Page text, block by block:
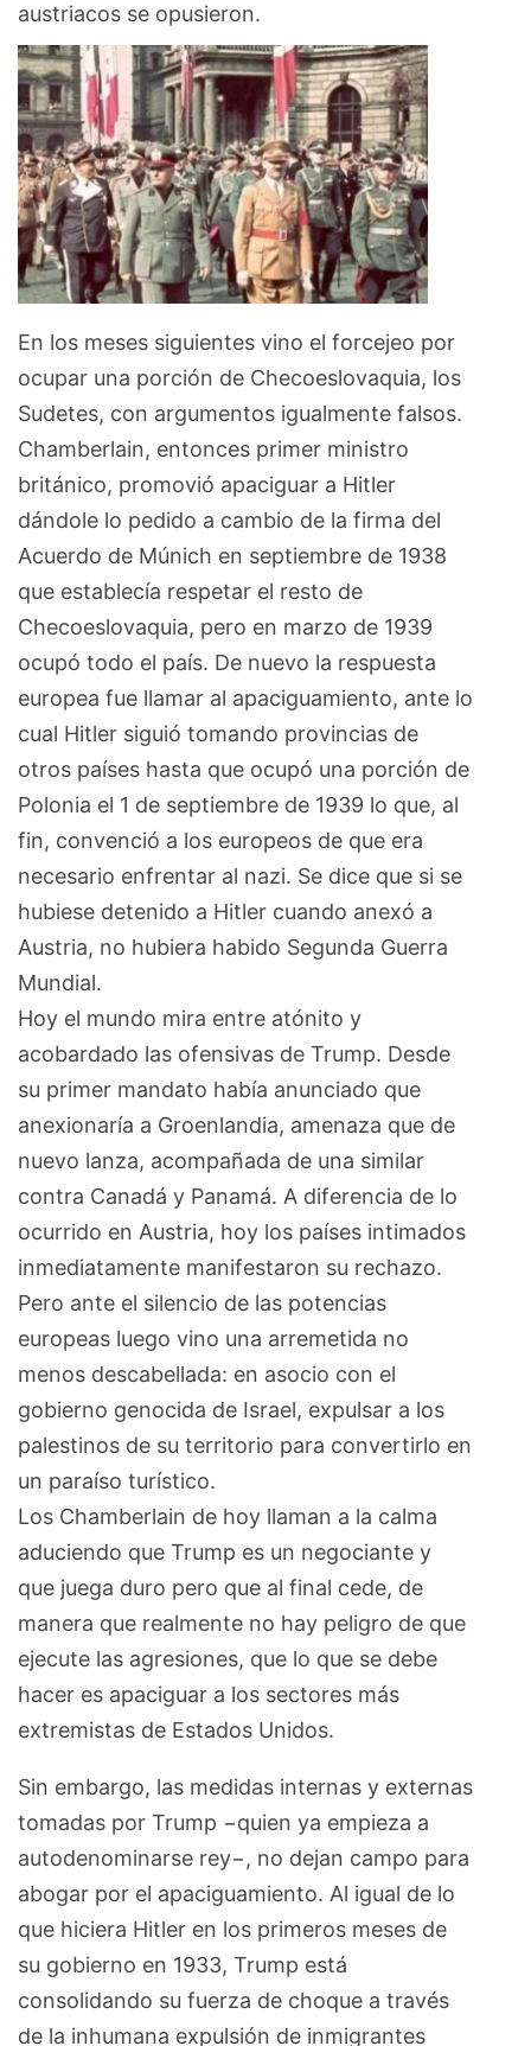
austriacos se opusieron.
En los meses siguientes vino el forcejeo por
ocupar una porción de Checoeslovaquia, los
Sudetes, con argumentos igualmente falsos.
Chamberlain, entonces primer ministro
británico, promovió apaciguar a Hitler
dándole lo pedido a cambio de la firma del
Acuerdo de Múnich en septiembre de 1938
que establecía respetar el resto de
Checoeslovaquia, pero en marzo de 1939
ocupó todo el país. De nuevo la respuesta
europea fue llamar al apaciguamiento, ante lo
cual Hitler siguió tomando provincias de
otros países hasta que ocupó una porción de
Polonia el 1 de septiembre de 1939 lo que, al
fin, convenció a los europeos de que era
necesario enfrentar al nazi. Se dice que si se
hubiese detenido a Hitler cuando anexó a
Austria, no hubiera habido Segunda Guerra
Mundial.
Hoy el mundo mira entre atónito y
acobardado las ofensivas de Trump. Desde
su primer mandato había anunciado que
anexionaría a Groenlandia, amenaza que de
nuevo lanza, acompañada de una similar
contra Canadá y Panamá. A diferencia de lo
ocurrido en Austria, hoy los países intimados
inmediatamente manifestaron su rechazo.
Pero ante el silencio de las potencias
europeas luego vino una arremetida no
menos descabellada: en asocio con el
gobierno genocida de Israel, expulsar a los
palestinos de su territorio para convertirlo en
un paraíso turístico.
Los Chamberlain de hoy llaman a la calma
aduciendo que Trump es un negociante y
que juega duro pero que al final cede, de
manera que realmente no hay peligro de que
ejecute las agresiones, que lo que se debe
hacer es apaciguar a los sectores más
extremistas de Estados Unidos.
Sin embargo, las medidas internas y externas
tomadas por Trump −quien ya empieza a
autodenominarse rey−, no dejan campo para
abogar por el apaciguamiento. Al igual de lo
que hiciera Hitler en los primeros meses de
su gobierno en 1933, Trump está
consolidando su fuerza de choque a través
de la inhumana expulsión de inmigrantes